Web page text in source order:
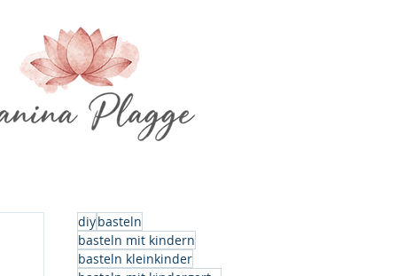
diybasteln
basteln mit kindern
basteln kleinkinder